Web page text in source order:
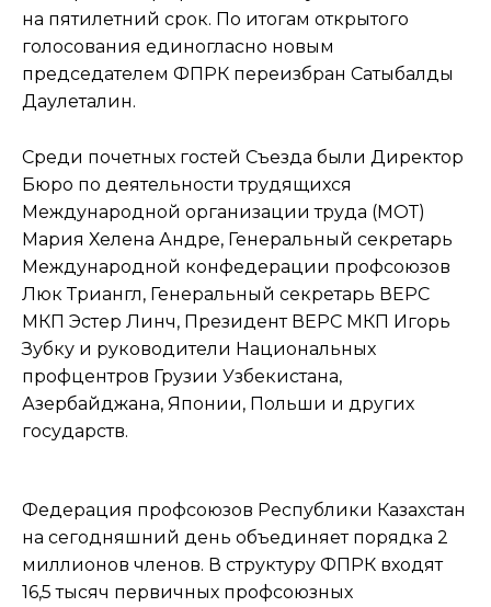
на пятилетний срок. По итогам открытого
голосования единогласно новым
председателем ФПРК переизбран Сатыбалды
Даулеталин.
Среди почетных гостей Съезда были Директор
Бюро по деятельности трудящихся
Международной организации труда (МОТ)
Мария Хелена Андре, Генеральный секретарь
Международной конфедерации профсоюзов
Люк Триангл, Генеральный секретарь ВЕРС
МКП Эстер Линч, Президент ВЕРС МКП Игорь
Зубку и руководители Национальных
профцентров Грузии Узбекистана,
Азербайджана, Японии, Польши и других
государств.
Федерация профсоюзов Республики Казахстан
на сегодняшний день объединяет порядка 2
миллионов членов. В структуру ФПРК входят
16,5 тысяч первичных профсоюзных